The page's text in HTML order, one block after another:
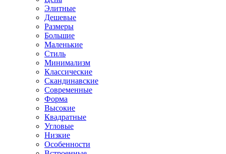
Элитные
Дешевые
Размеры
Большие
Маленькие
Стиль
Минимализм
Классические
Скандинавские
Современные
Форма
Высокие
Квадратные
Угловые
Низкие
Особенности